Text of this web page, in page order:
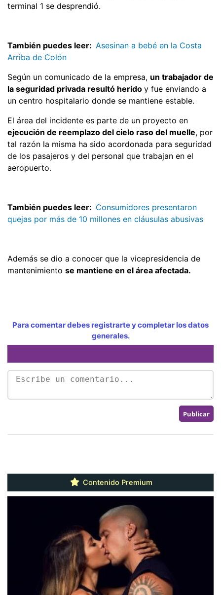
terminal 1 se desprendió.
También puedes leer: Asesinan a bebé en la Costa
Arriba de Colón
Según un comunicado de la empresa, un trabajador de
la seguridad privada resultó herido y fue enviando a
un centro hospitalario donde se mantiene estable.
El área del incidente es parte de un proyecto en
ejecución de reemplazo del cielo raso del muelle, por
tal razón la misma ha sido acordonada para seguridad
de los pasajeros y del personal que trabajan en el
aeropuerto.
También puedes leer: Consumidores presentaron
quejas por más de 10 millones en cláusulas abusivas
Además se dio a conocer que la vicepresidencia de
mantenimiento se mantiene en el área afectada.
Para comentar debes registrarte y completar los datos
generales.
Contenido Premium